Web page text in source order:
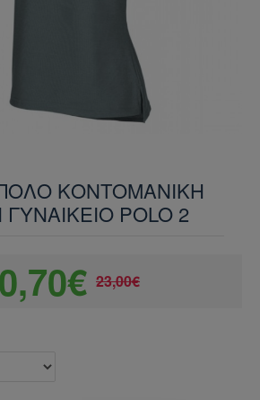
ΚΟΝΤΟΜΑΝΙΚΗ
ΓΥΝΑΙΚΕΙΟ POLO 2
23,00€